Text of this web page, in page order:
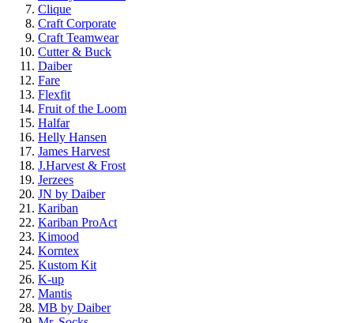
Clique
Craft Corporate
Craft Teamwear
Cutter & Buck
Daiber
Fare
Flexfit
Fruit of the Loom
Halfar
Helly Hansen
James Harvest
J.Harvest & Frost
Jerzees
JN by Daiber
Kariban
Kariban ProAct
Kimood
Korntex
Kustom Kit
K-up
Mantis
MB by Daiber